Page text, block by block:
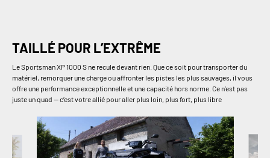
TAILLÉ POUR L’EXTRÊME
Le Sportsman XP 1000 S ne recule devant rien. Que ce soit pour transporter du
matériel, remorquer une charge ou affronter les pistes les plus sauvages, il vous
offre une performance exceptionnelle et une capacité hors norme. Ce n’est pas
juste un quad — c’est votre allié pour aller plus loin, plus fort, plus libre